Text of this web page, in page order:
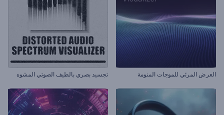
العرض المرئي للموجات المنومة تجسيد بصري بالطيف الصوتي المشوه